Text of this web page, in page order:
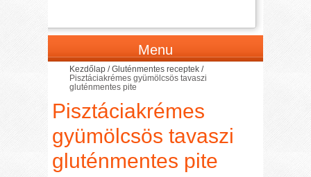
Menu
Kezdőlap /Gluténmentes receptek /
Pisztáciakrémes gyümölcsös tavaszi
gluténmentes pite
Pisztáciakrémes
gyümölcsös tavaszi
gluténmentes pite